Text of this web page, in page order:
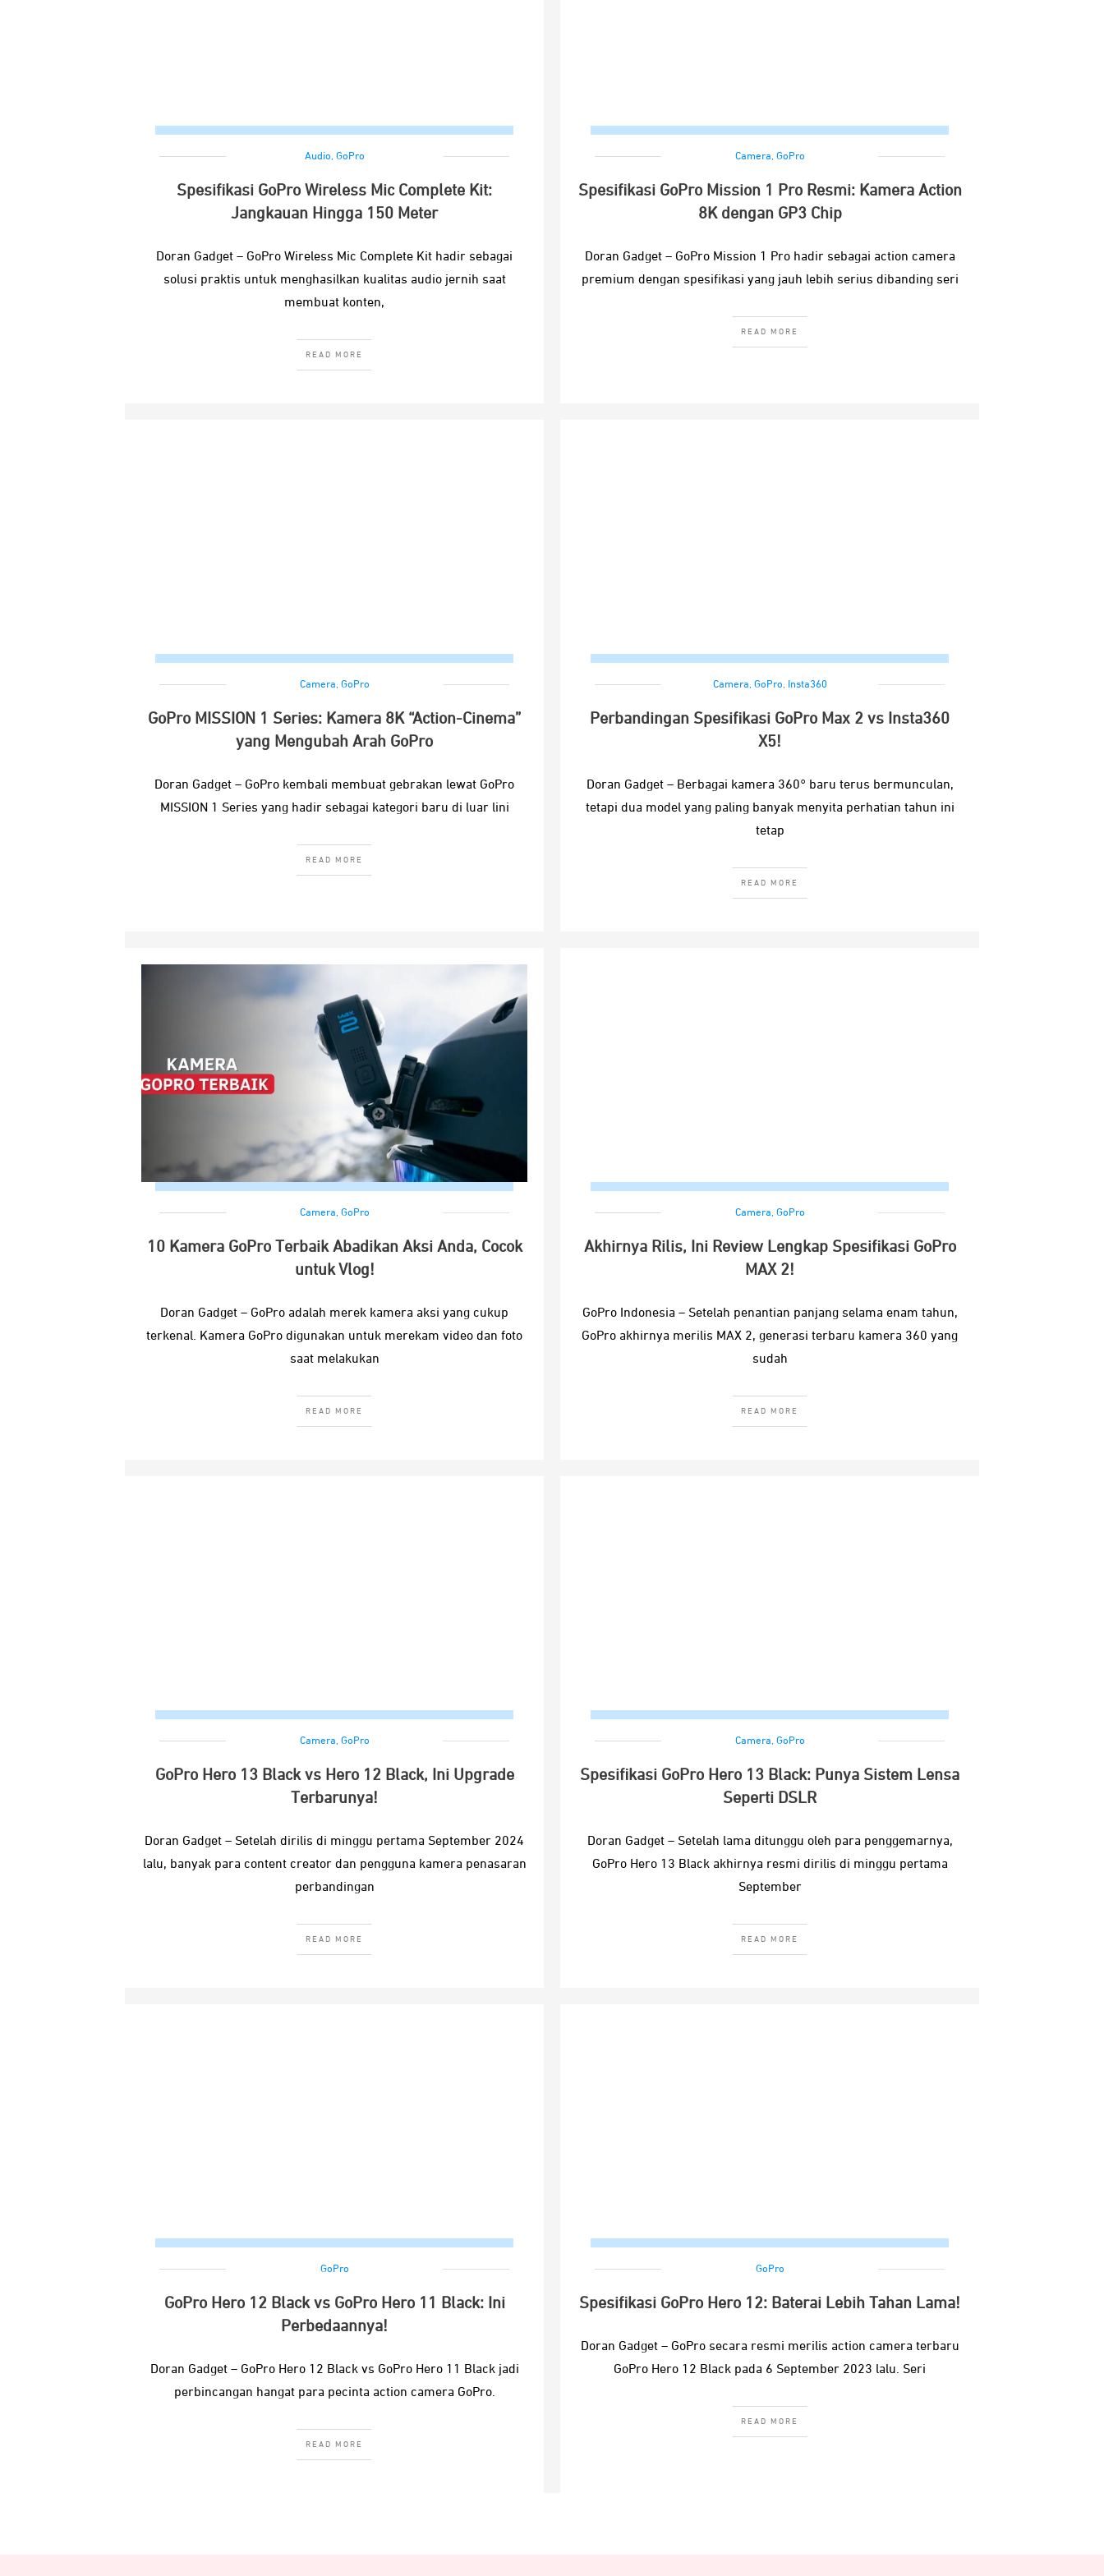
Audio, GoPro
Spesifikasi GoPro Wireless Mic Complete Kit:
Jangkauan Hingga 150 Meter
Doran Gadget – GoPro Wireless Mic Complete Kit hadir sebagai
solusi praktis untuk menghasilkan kualitas audio jernih saat
membuat konten,
READ MORE
Camera, GoPro
Spesifikasi GoPro Mission 1 Pro Resmi: Kamera Action
8K dengan GP3 Chip
Doran Gadget – GoPro Mission 1 Pro hadir sebagai action camera
premium dengan spesifikasi yang jauh lebih serius dibanding seri
READ MORE
Camera, GoPro
GoPro MISSION 1 Series: Kamera 8K “Action-Cinema”
yang Mengubah Arah GoPro
Doran Gadget – GoPro kembali membuat gebrakan lewat GoPro
MISSION 1 Series yang hadir sebagai kategori baru di luar lini
READ MORE
Camera, GoPro, Insta360
Perbandingan Spesifikasi GoPro Max 2 vs Insta360
X5!
Doran Gadget – Berbagai kamera 360° baru terus bermunculan,
tetapi dua model yang paling banyak menyita perhatian tahun ini
tetap
READ MORE
Camera, GoPro
10 Kamera GoPro Terbaik Abadikan Aksi Anda, Cocok
untuk Vlog!
Doran Gadget – GoPro adalah merek kamera aksi yang cukup
terkenal. Kamera GoPro digunakan untuk merekam video dan foto
saat melakukan
READ MORE
Camera, GoPro
Akhirnya Rilis, Ini Review Lengkap Spesifikasi GoPro
MAX 2!
GoPro Indonesia – Setelah penantian panjang selama enam tahun,
GoPro akhirnya merilis MAX 2, generasi terbaru kamera 360 yang
sudah
READ MORE
Camera, GoPro
GoPro Hero 13 Black vs Hero 12 Black, Ini Upgrade
Terbarunya!
Doran Gadget – Setelah dirilis di minggu pertama September 2024
lalu, banyak para content creator dan pengguna kamera penasaran
perbandingan
READ MORE
Camera, GoPro
Spesifikasi GoPro Hero 13 Black: Punya Sistem Lensa
Seperti DSLR
Doran Gadget – Setelah lama ditunggu oleh para penggemarnya,
GoPro Hero 13 Black akhirnya resmi dirilis di minggu pertama
September
READ MORE
GoPro
GoPro Hero 12 Black vs GoPro Hero 11 Black: Ini
Perbedaannya!
Doran Gadget – GoPro Hero 12 Black vs GoPro Hero 11 Black jadi
perbincangan hangat para pecinta action camera GoPro.
READ MORE
GoPro
Spesifikasi GoPro Hero 12: Baterai Lebih Tahan Lama!
Doran Gadget – GoPro secara resmi merilis action camera terbaru
GoPro Hero 12 Black pada 6 September 2023 lalu. Seri
READ MORE